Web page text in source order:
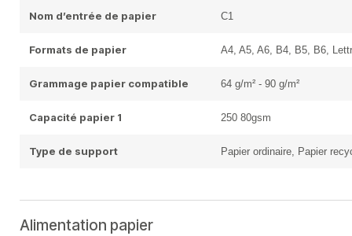
Nom d’entrée de papier C1
Formats de papier A4, A5, A6, B4, B5, B6,
Grammage papier compatible 64 g/m² - 90 g/m²
Capacité papier 1 250 80gsm
Type de support Papier ordinaire, Papier
Alimentation papier